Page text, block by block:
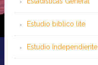
Estudio bíblico lite
Estudio Independiente